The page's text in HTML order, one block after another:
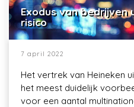
Exodus van bedrijven
risico
7 april 2022
Het vertrek van Heineken
het meest duidelijk
voor een aantal